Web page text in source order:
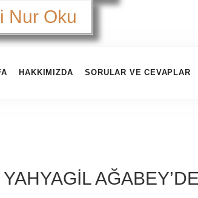
Nur Oku
HAKKIMIZDA SORULAR VE CEVAPLAR